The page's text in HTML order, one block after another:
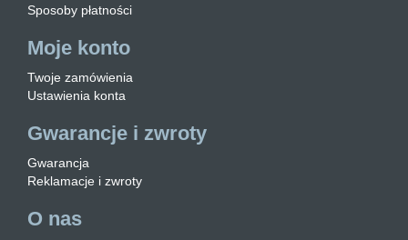
Sposoby płatności
Moje konto
Twoje zamówienia
Ustawienia konta
Gwarancje i zwroty
Gwarancja
Reklamacje i zwroty
O nas